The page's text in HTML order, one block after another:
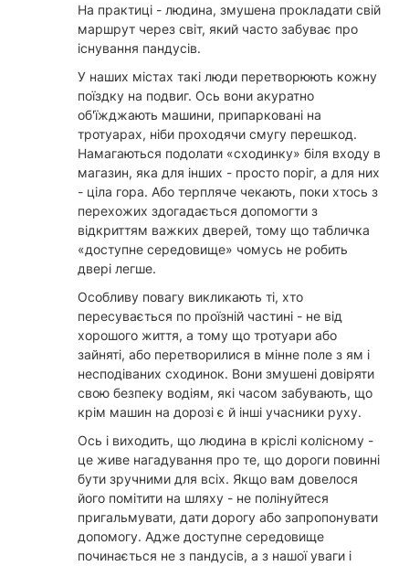
На практиці - людина, змушена прокладати свій
маршрут через світ, який часто забуває про
існування пандусів.
У наших містах такі люди перетворюють кожну
поїздку на подвиг. Ось вони акуратно
об'їжджають машини, припарковані на
тротуарах, ніби проходячи смугу перешкод.
Намагаються подолати «сходинку» біля входу в
магазин, яка для інших - просто поріг, а для них
- ціла гора. Або терпляче чекають, поки хтось з
перехожих здогадається допомогти з
відкриттям важких дверей, тому що табличка
«доступне середовище» чомусь не робить
двері легше.
Особливу повагу викликають ті, хто
пересувається по проїзній частині - не від
хорошого життя, а тому що тротуари або
зайняті, або перетворилися в мінне поле з ям і
несподіваних сходинок. Вони змушені довіряти
свою безпеку водіям, які часом забувають, що
крім машин на дорозі є й інші учасники руху.
Ось і виходить, що людина в кріслі колісному -
це живе нагадування про те, що дороги повинні
бути зручними для всіх. Якщо вам довелося
його помітити на шляху - не полінуйтеся
пригальмувати, дати дорогу або запропонувати
допомогу. Адже доступне середовище
починається не з пандусів, а з нашої уваги і